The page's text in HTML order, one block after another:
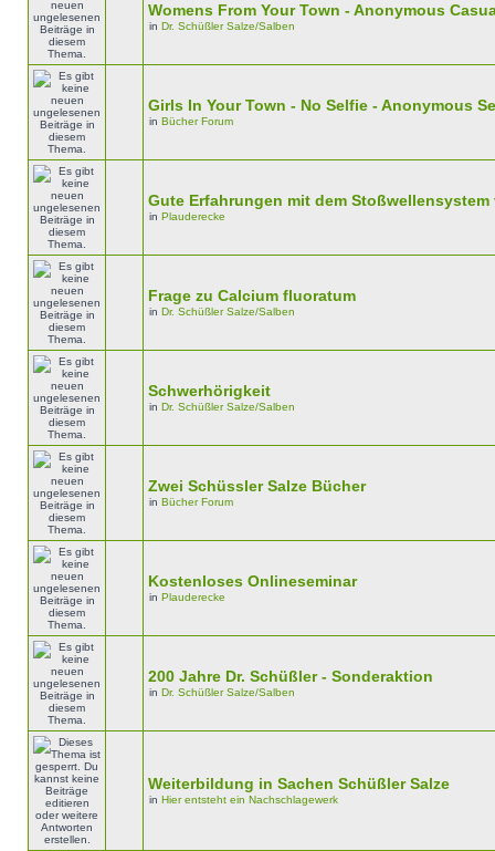
Womens From Your Town - Anonymous
in Dr. Schüßler Salze/Salben
Girls In Your Town - No Selfie - Anonymous
in Bücher Forum
Gute Erfahrungen mit dem
in Plauderecke
Frage zu Calcium fluoratum
in Dr. Schüßler Salze/Salben
Schwerhörigkeit
in Dr. Schüßler Salze/Salben
Zwei Schüssler Salze Bücher
in Bücher Forum
Kostenloses Onlineseminar
in Plauderecke
200 Jahre Dr. Schüßler - Sonderaktion
in Dr. Schüßler Salze/Salben
Weiterbildung in Sachen Schüßler Salze
in Hier entsteht ein Nachschlagewerk